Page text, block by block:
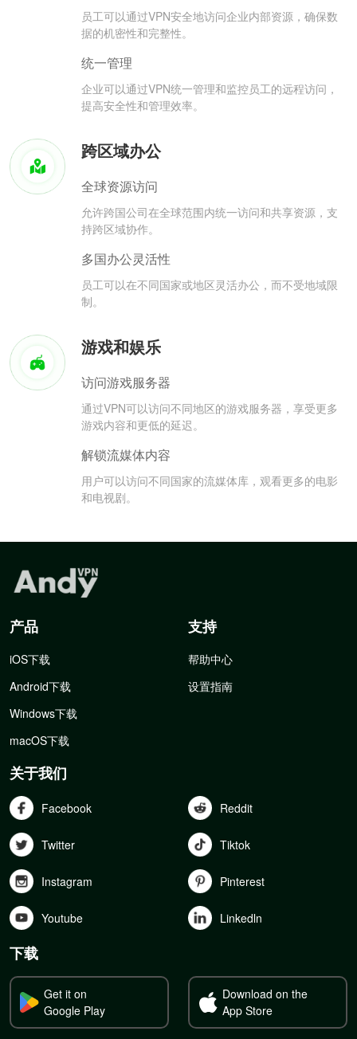
员工可以通过VPN安全地访问企业内部资源，确保数
据的机密性和完整性。
统一管理
企业可以通过VPN统一管理和监控员工的远程访问，
提高安全性和管理效率。
跨区域办公
全球资源访问
允许跨国公司在全球范围内统一访问和共享资源，支
持跨区域协作。
多国办公灵活性
员工可以在不同国家或地区灵活办公，而不受地域限
制。
游戏和娱乐
访问游戏服务器
通过VPN可以访问不同地区的游戏服务器，享受更多
游戏内容和更低的延迟。
解锁流媒体内容
用户可以访问不同国家的流媒体库，观看更多的电影
和电视剧。
产品
iOS下载
Android下载
Windows下载
macOS下载
支持
帮助中心
设置指南
关于我们
Facebook Reddit
Twitter Tiktok
Instagram Pinterest
Youtube Linkedln
下载
Get it on
Google Play
Download on the
App Store